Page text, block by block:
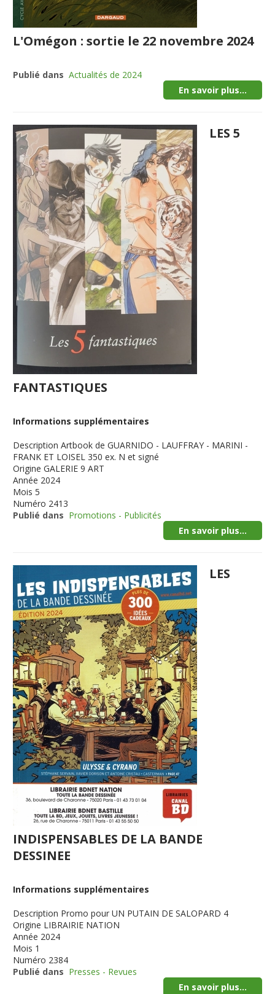
L'Omégon : sortie le 22 novembre 2024
Publié dans Actualités de 2024
En savoir plus...
LES 5
FANTASTIQUES
Informations supplémentaires
Description Artbook de GUARNIDO - LAUFFRAY - MARINI -
FRANK ET LOISEL 350 ex. N et signé
Origine GALERIE 9 ART
Année 2024
Mois 5
Numéro 2413
Publié dans Promotions - Publicités
En savoir plus...
LES
INDISPENSABLES DE LA BANDE
DESSINEE
Informations supplémentaires
Description Promo pour UN PUTAIN DE SALOPARD 4
Origine LIBRAIRIE NATION
Année 2024
Mois 1
Numéro 2384
Publié dans Presses - Revues
En savoir plus...